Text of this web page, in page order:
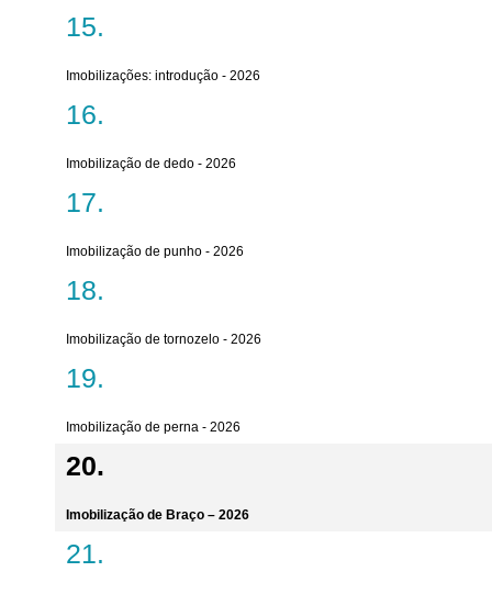
Imobilizações: introdução - 2026
Imobilização de dedo - 2026
Imobilização de punho - 2026
Imobilização de tornozelo - 2026
Imobilização de perna - 2026
Imobilização de Braço – 2026